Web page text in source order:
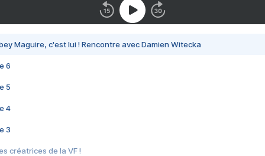
Maguire, c'est lui ! Rencontre avec Damien Witecka
6
5
4
3
créatrices de la VF !